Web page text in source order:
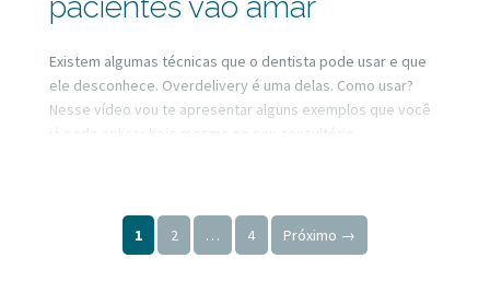
pacientes vão amar
Existem algumas técnicas que o dentista pode usar e que
ele desconhece. Overdelivery é uma delas. Como usar?
Nesse vídeo vou te apresentar alguns exemplos que você
já pode aplicar hoje mesmo no seu consultório.
Paginação de posts
1 2 … 4 Próximo →